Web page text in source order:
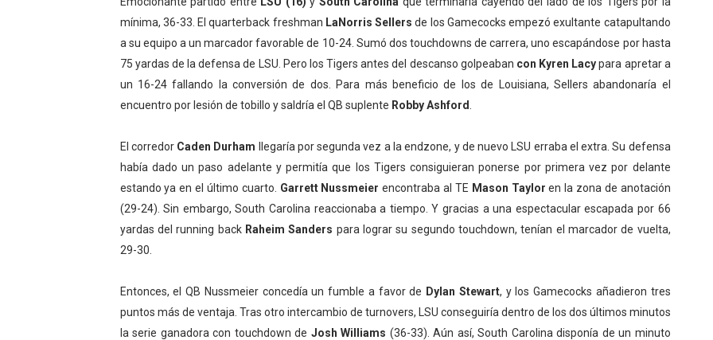
mínima, 36-33. El quarterback freshman LaNorris Sellers de los Gamecocks empezó exultante catapultando
a su equipo a un marcador favorable de 10-24. Sumó dos touchdowns de carrera, uno escapándose por hasta
75 yardas de la defensa de LSU. Pero los Tigers antes del descanso golpeaban con Kyren Lacypara apretar a
un 16-24 fallando la conversión de dos. Para más beneficio de los de Louisiana, Sellers abandonaría el
encuentro por lesión de tobillo y saldría el QB suplente Robby Ashford
El corredor Caden Durham
llegaría por segunda vez a la endzone, y de nuevo LSU erraba el extra. Su defensa
había dado un paso adelante y permitía que los Tigers consiguieran ponerse por primera vez por delante
estando ya en el último cuarto. Garrett Nussmeier encontraba al TE Mason Taylor en la zona de anotación
(29-24). Sin embargo, South Carolina reaccionaba a tiempo. Y gracias a una espectacular escapada por 66
yardas del running back Raheim Sanders para lograr su segundo touchdown, tenían el marcador de vuelta,
29-30.
Entonces, el QB Nussmeier concedía un fumble a favor de Dylan Stewart, y los Gamecocks añadieron tres
puntos más de ventaja. Tras otro intercambio de turnovers, LSU conseguiría dentro de los dos últimos minutos
la serie ganadora con touchdown de Josh Williams (36-33). Aún así, South Carolina disponía de un minuto